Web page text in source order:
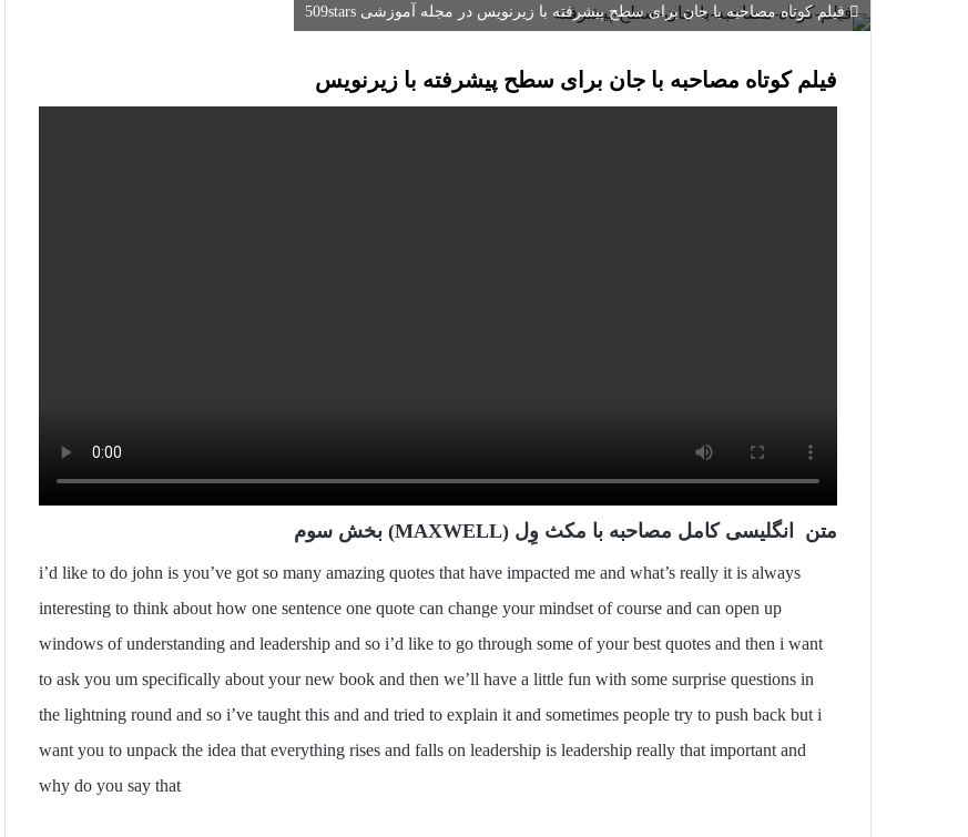
فیلم کوتاه مصاحبه با جان برای سطح پیشرفته با زیرنویس در مجله آموزشی 509stars
فیلم کوتاه مصاحبه با جان برای سطح پیشرفته با زیرنویس
متن انگلیسی کامل مصاحبه با مکث وِل (MAXWELL) بخش سوم
i’d like to do john is you’ve got so many amazing quotes that have impacted me and what’s really it is always
interesting to think about how one sentence one quote can change your mindset of course and can open up
windows of understanding and leadership and so i’d like to go through some of your best quotes and then i want
to ask you um specifically about your new book and then we’ll have a little fun with some surprise questions in
the lightning round and so i’ve taught this and and tried to explain it and sometimes people try to push back but i
want you to unpack the idea that everything rises and falls on leadership is leadership really that important and
why do you say that